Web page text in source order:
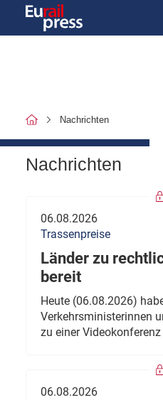
Nachrichten
Nachrichten
06.08.2026
Trassenpreise
Länder zu
bereit
Heute (06.08.2026)
Verkehrsministerinnen
zu einer
06.08.2026